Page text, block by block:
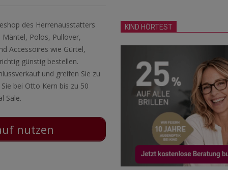
des Herrenausstatters
Mäntel, Polos, Pullover,
Accessoires wie Gürtel,
günstig bestellen.
und greifen Sie zu
bei Otto Kern bis zu 50
Sale.
nutzen
KIND HÖRTEST